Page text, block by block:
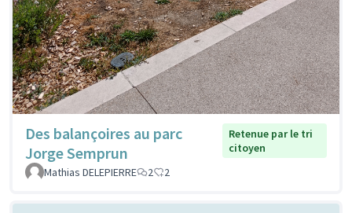
Des balançoires au parc
Jorge Semprun
Retenue par le tri
citoyen
Mathias DELEPIERRE
2 2